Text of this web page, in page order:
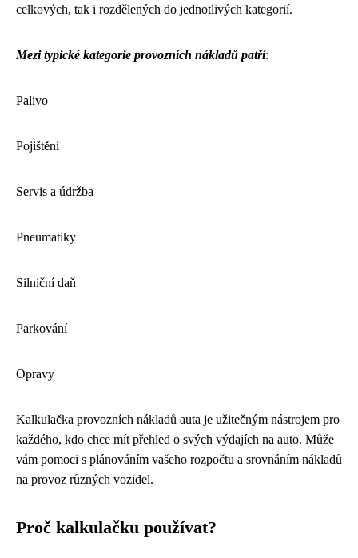
celkových, tak i rozdělených do jednotlivých kategorií.
Mezi typické kategorie provozních nákladů patří:
Palivo
Pojištění
Servis a údržba
Pneumatiky
Silniční daň
Parkování
Opravy
Kalkulačka provozních nákladů auta je užitečným nástrojem pro
každého, kdo chce mít přehled o svých výdajích na auto. Může
vám pomoci s plánováním vašeho rozpočtu a srovnáním nákladů
na provoz různých vozidel.
Proč kalkulačku používat?